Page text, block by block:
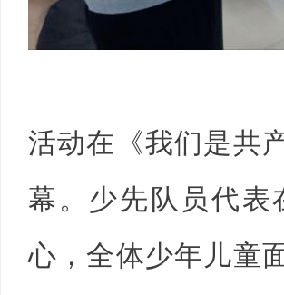
活动在《我们是共
幕。少先队员代
心，全体少年儿童